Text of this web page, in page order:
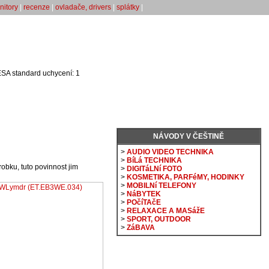
recenze ovladače, drivers splátky
standard uchycení: 1
tuto povinnost jim
NÁVODY V ČEŠTINĚ
> AUDIO VIDEO TECHNIKA
> BíLá TECHNIKA
> DIGITáLNí FOTO
> KOSMETIKA, PARFéMY, HODINKY
> MOBILNí TELEFONY
> NáBYTEK
> POčíTAčE
> RELAXACE A MASážE
> SPORT, OUTDOOR
> ZáBAVA